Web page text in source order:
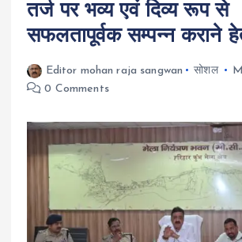
तर्ज पर भव्य एवं दिव्य रूप से
सफलतापूर्वक सम्पन्न कराने
Editor mohan raja sangwan सोशल
0 Comments